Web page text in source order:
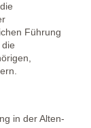
Führung
in der Alten-